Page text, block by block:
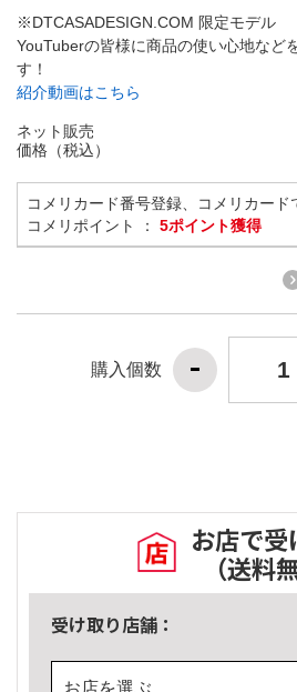
※DTCASADESIGN.COM 限定モデル
YouTuberの皆様に商品の使い心地など
す！
紹介動画はこちら
ネット販売
価格（税込）
コメリカード番号登録、コメリカード
コメリポイント ： 5ポイント獲得
購入個数
お店で受
（送料
受け取り店舗：
お店を選ぶ